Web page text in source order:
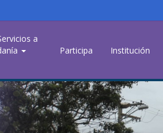
a
Participa Institución